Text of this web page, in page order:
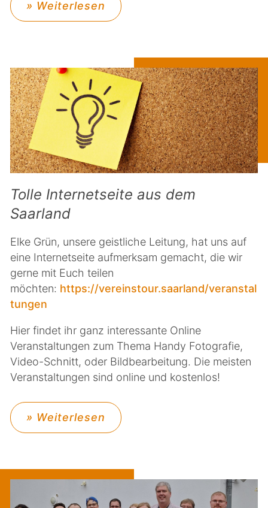
» Weiterlesen
Tolle Internetseite aus dem
Saarland
Elke Grün, unsere geistliche Leitung, hat uns auf
eine Internetseite aufmerksam gemacht, die wir
gerne mit Euch teilen
möchten: https://vereinstour.saarland/veranstal
tungen
Hier findet ihr ganz interessante Online
Veranstaltungen zum Thema Handy Fotografie,
Video-Schnitt, oder Bildbearbeitung. Die meisten
Veranstaltungen sind online und kostenlos!
» Weiterlesen